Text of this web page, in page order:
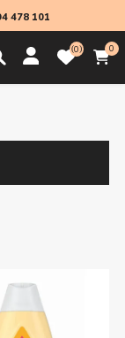
478 101
0 0